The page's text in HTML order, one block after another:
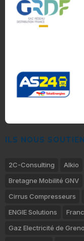
ILS NOUS
2C-Consulting Alkio
Bretagne Mobilité GNV
Cirrus Compresseurs
ENGIE Solutions
Gaz Electricité de